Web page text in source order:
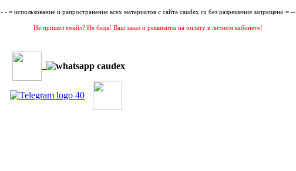
- - = использование и рапространение всех материатов с сайта caudex.ru без разрешения запрещено = --
Не пришёл емайл? Не беда! Ваш заказ и реквизиты на оплату в личном кабинете!